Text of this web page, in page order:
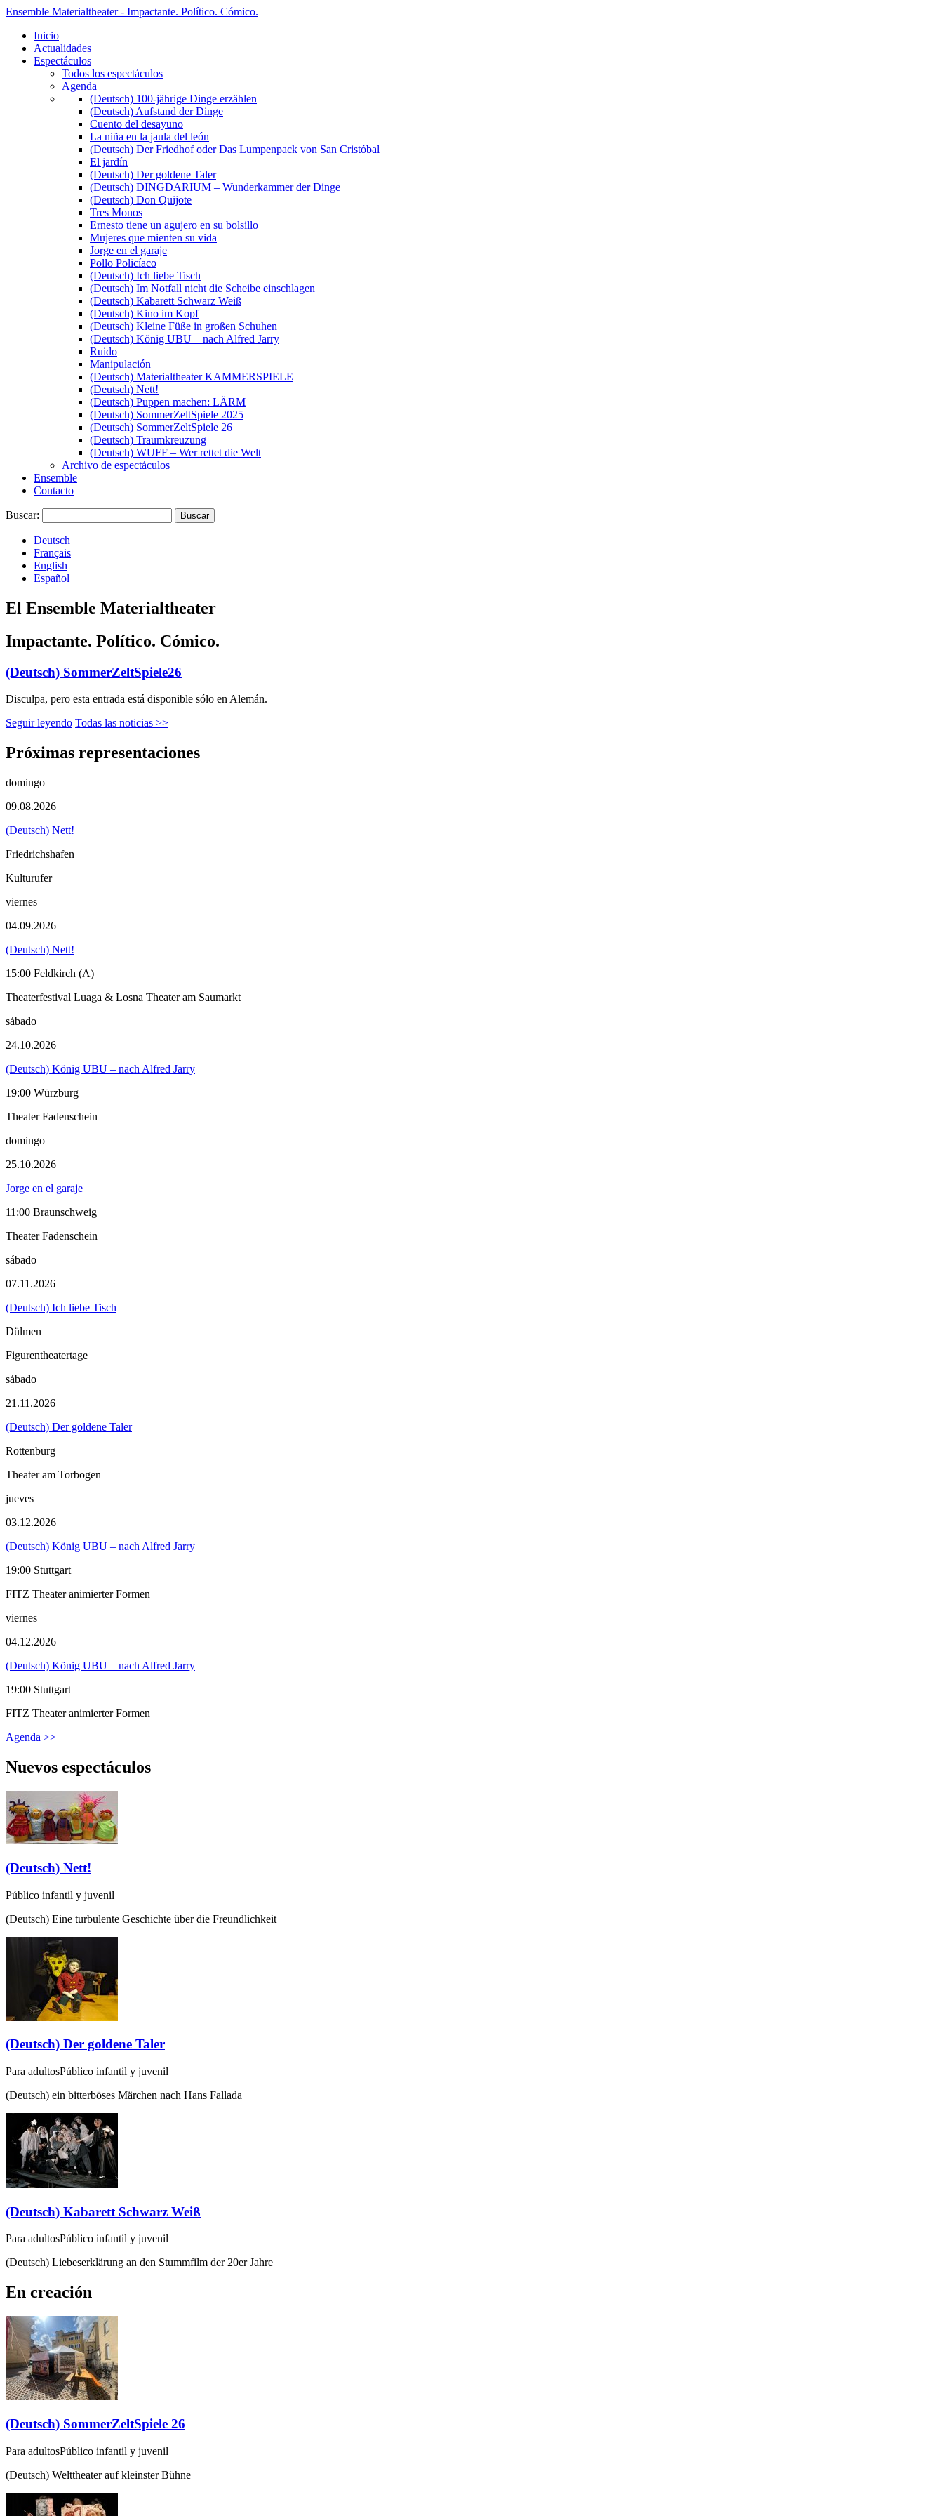
Ensemble Materialtheater - Impactante. Político. Cómico.
Inicio
Actualidades
Espectáculos
Todos los espectáculos
Agenda
(Deutsch) 100-jährige Dinge erzählen
(Deutsch) Aufstand der Dinge
Cuento del desayuno
La niña en la jaula del león
(Deutsch) Der Friedhof oder Das Lumpenpack von San Cristóbal
El jardín
(Deutsch) Der goldene Taler
(Deutsch) DINGDARIUM – Wunderkammer der Dinge
(Deutsch) Don Quijote
Tres Monos
Ernesto tiene un agujero en su bolsillo
Mujeres que mienten su vida
Jorge en el garaje
Pollo Policíaco
(Deutsch) Ich liebe Tisch
(Deutsch) Im Notfall nicht die Scheibe einschlagen
(Deutsch) Kabarett Schwarz Weiß
(Deutsch) Kino im Kopf
(Deutsch) Kleine Füße in großen Schuhen
(Deutsch) König UBU – nach Alfred Jarry
Ruido
Manipulación
(Deutsch) Materialtheater KAMMERSPIELE
(Deutsch) Nett!
(Deutsch) Puppen machen: LÄRM
(Deutsch) SommerZeltSpiele 2025
(Deutsch) SommerZeltSpiele 26
(Deutsch) Traumkreuzung
(Deutsch) WUFF – Wer rettet die Welt
Archivo de espectáculos
Ensemble
Contacto
Buscar:
Deutsch
Français
English
Español
El Ensemble Materialtheater
Impactante. Político. Cómico.
(Deutsch) SommerZeltSpiele26
Disculpa, pero esta entrada está disponible sólo en Alemán.
Seguir leyendo Todas las noticias >>
Próximas representaciones
domingo
09.08.2026
(Deutsch) Nett!
Friedrichshafen
Kulturufer
viernes
04.09.2026
(Deutsch) Nett!
15:00 Feldkirch (A)
Theaterfestival Luaga & Losna Theater am Saumarkt
sábado
24.10.2026
(Deutsch) König UBU – nach Alfred Jarry
19:00 Würzburg
Theater Fadenschein
domingo
25.10.2026
Jorge en el garaje
11:00 Braunschweig
Theater Fadenschein
sábado
07.11.2026
(Deutsch) Ich liebe Tisch
Dülmen
Figurentheatertage
sábado
21.11.2026
(Deutsch) Der goldene Taler
Rottenburg
Theater am Torbogen
jueves
03.12.2026
(Deutsch) König UBU – nach Alfred Jarry
19:00 Stuttgart
FITZ Theater animierter Formen
viernes
04.12.2026
(Deutsch) König UBU – nach Alfred Jarry
19:00 Stuttgart
FITZ Theater animierter Formen
Agenda >>
Nuevos espectáculos
(Deutsch) Nett!
Público infantil y juvenil
(Deutsch) Eine turbulente Geschichte über die Freundlichkeit
(Deutsch) Der goldene Taler
Para adultosPúblico infantil y juvenil
(Deutsch) ein bitterböses Märchen nach Hans Fallada
(Deutsch) Kabarett Schwarz Weiß
Para adultosPúblico infantil y juvenil
(Deutsch) Liebeserklärung an den Stummfilm der 20er Jahre
En creación
(Deutsch) SommerZeltSpiele 26
Para adultosPúblico infantil y juvenil
(Deutsch) Welttheater auf kleinster Bühne